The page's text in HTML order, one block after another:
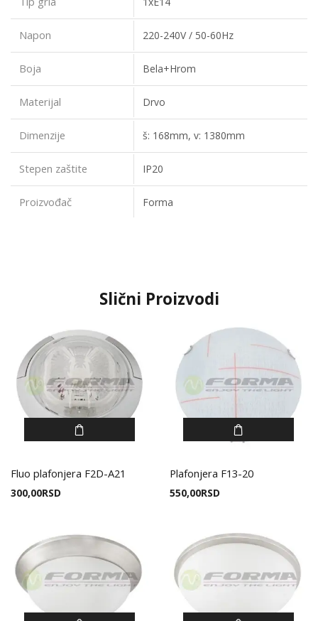
Napon 220-240V / 50-60Hz
Boja Bela+Hrom
Materijal Drvo
Dimenzije š: 168mm, v: 1380mm
Stepen zaštite IP20
Proizvođač Forma
Slični Proizvodi
Fluo plafonjera F2D-A21
300,00RSD
Plafonjera F13-20
550,00RSD